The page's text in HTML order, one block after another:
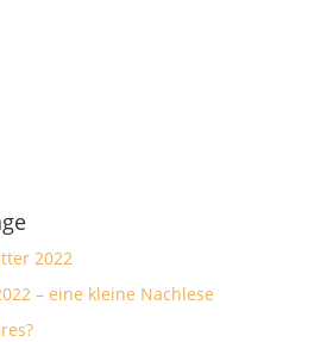
2022
– eine kleine Nachlese